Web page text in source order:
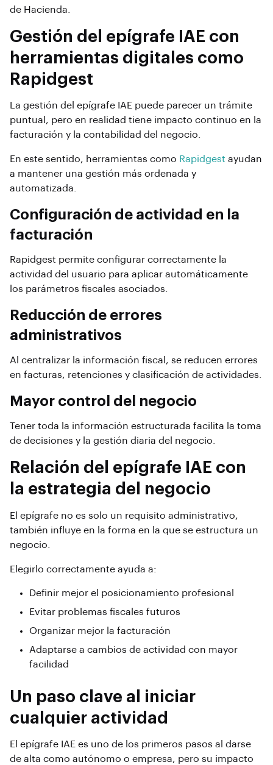
de Hacienda.
Gestión del epígrafe IAE con
herramientas digitales como
Rapidgest
La gestión del epígrafe IAE puede parecer un trámite
puntual, pero en realidad tiene impacto continuo en la
facturación y la contabilidad del negocio.
En este sentido, herramientas como Rapidgest ayudan
a mantener una gestión más ordenada y
automatizada.
Configuración de actividad en la
facturación
Rapidgest permite configurar correctamente la
actividad del usuario para aplicar automáticamente
los parámetros fiscales asociados.
Reducción de errores
administrativos
Al centralizar la información fiscal, se reducen errores
en facturas, retenciones y clasificación de actividades.
Mayor control del negocio
Tener toda la información estructurada facilita la toma
de decisiones y la gestión diaria del negocio.
Relación del epígrafe IAE con
la estrategia del negocio
El epígrafe no es solo un requisito administrativo,
también influye en la forma en la que se estructura un
negocio.
Elegirlo correctamente ayuda a:
Definir mejor el posicionamiento profesional
Evitar problemas fiscales futuros
Organizar mejor la facturación
Adaptarse a cambios de actividad con mayor
facilidad
Un paso clave al iniciar
cualquier actividad
El epígrafe IAE es uno de los primeros pasos al darse
de alta como autónomo o empresa, pero su impacto